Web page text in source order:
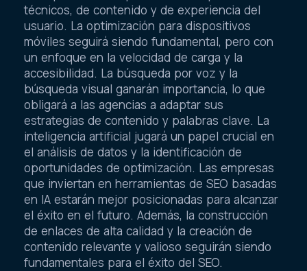
técnicos, de contenido y de experiencia del
usuario. La optimización para dispositivos
móviles seguirá siendo fundamental, pero con
un enfoque en la velocidad de carga y la
accesibilidad. La búsqueda por voz y la
búsqueda visual ganarán importancia, lo que
obligará a las agencias a adaptar sus
estrategias de contenido y palabras clave. La
inteligencia artificial jugará un papel crucial en
el análisis de datos y la identificación de
oportunidades de optimización. Las empresas
que inviertan en herramientas de SEO basadas
en IA estarán mejor posicionadas para alcanzar
el éxito en el futuro. Además, la construcción
de enlaces de alta calidad y la creación de
contenido relevante y valioso seguirán siendo
fundamentales para el éxito del SEO.